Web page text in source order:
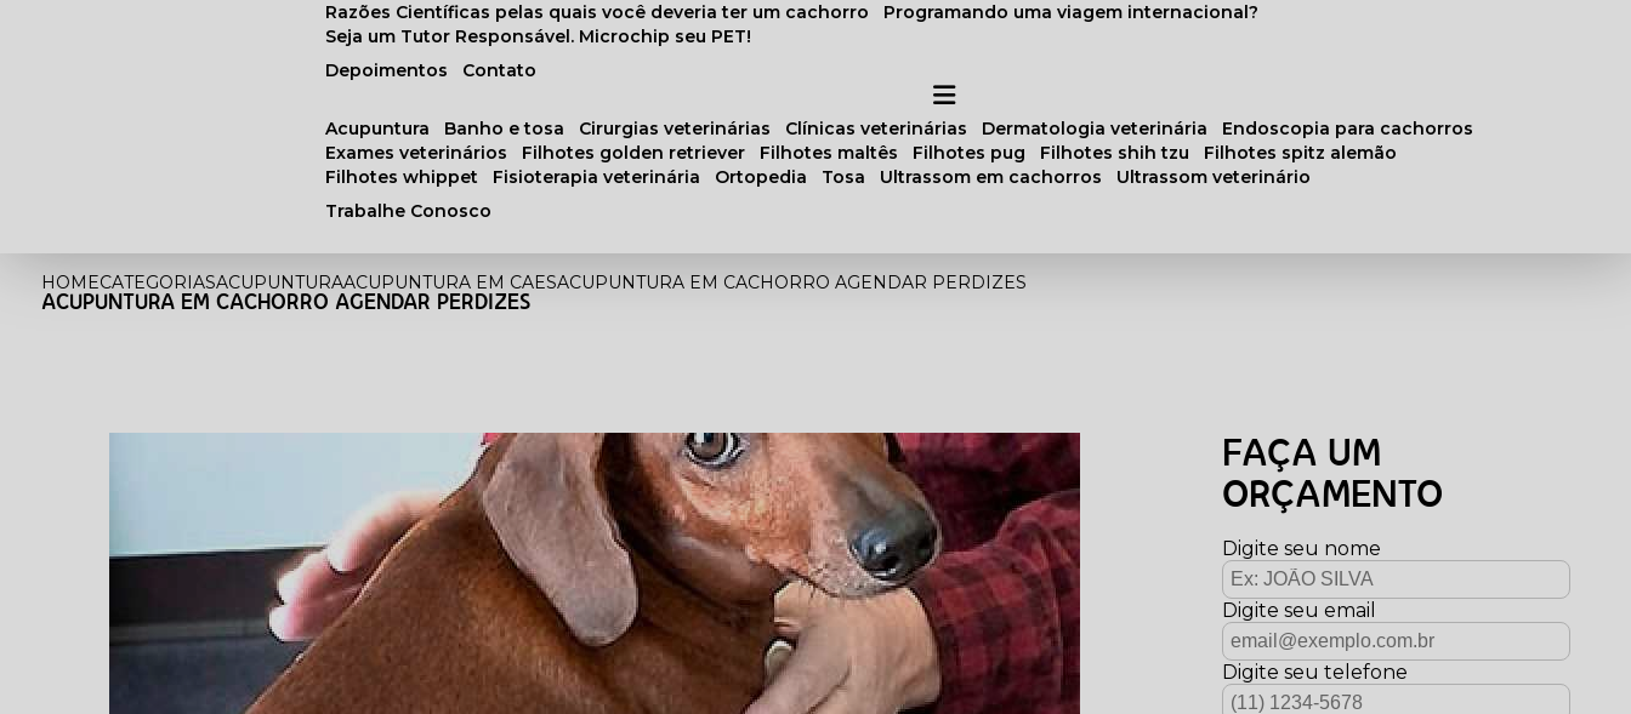
Depoimentos
Razões Científicas pelas quais você deveria ter um cachorro
Programando uma viagem internacional?
Seja um Tutor Responsável. Microchip seu PET!
Contato
acupuntura banho e tosa cirurgias veterinárias clínicas veterinárias dermatologia veterinária
endoscopia para cachorros
exames veterinários
filhotes golden retriever filhotes maltês filhotes pug filhotes shih tzu
filhotes spitz alemão
filhotes whippet
fisioterapia veterinária ortopedia tosa ultrassom em cachorros
ultrassom veterinário
Trabalhe Conosco
HOMECATEGORIASACUPUNTURAACUPUNTURA EM CAESACUPUNTURA EM CACHORRO AGENDAR PERDIZES
ACUPUNTURA EM CACHORRO AGENDAR PERDIZES
FAÇA UM
ORÇAMENTO
Digite seu nome
Digite seu email
Digite seu telefone